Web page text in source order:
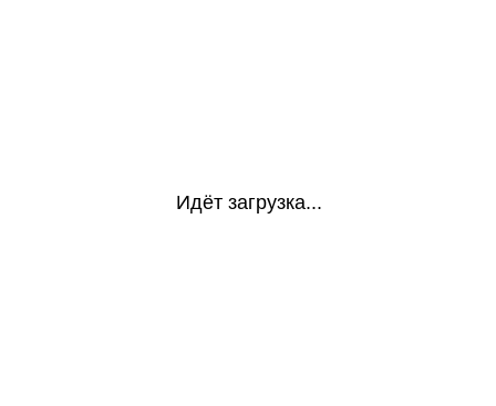
Идёт загрузка...